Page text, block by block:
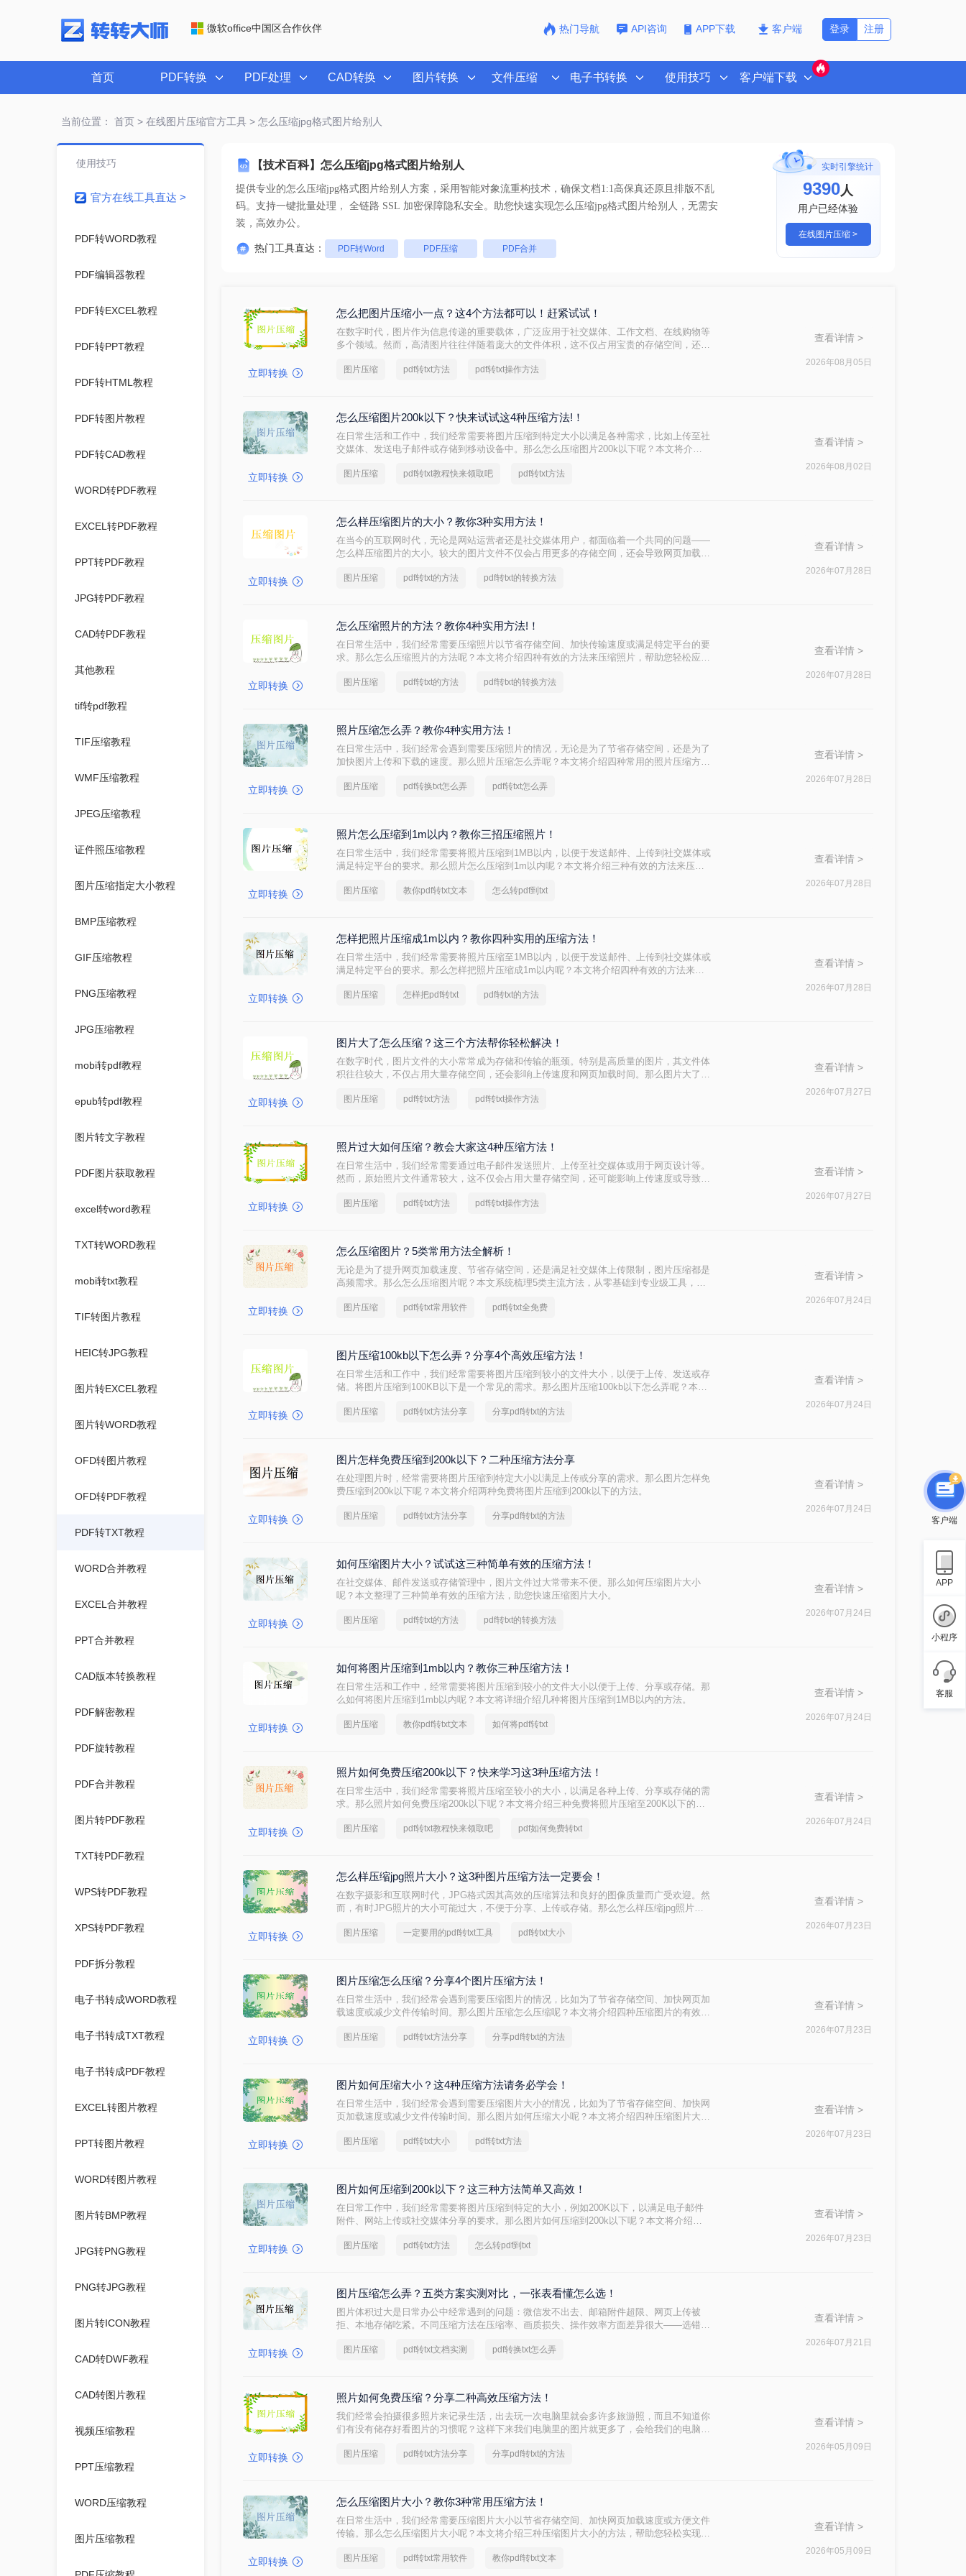
微软office中国区合作伙伴 热门导航 API咨询 APP下载 客户端 注册
登录
首页 PDF转换 PDF处理 CAD转换 图片转换 文件压缩 电子书转换 使用技巧 客户端下载
当前位置： 首页> 在线图片压缩官方工具> 怎么压缩jpg格式图片给别人
【技术百科】怎么压缩jpg格式图片给别人
提供专业的怎么压缩jpg格式图片给别人方案，采用智能对象流重构技术，确保文档1:1高保真还原且排版不乱
码。支持一键批量处理， 全链路 SSL 加密保障隐私安全。助您快速实现怎么压缩jpg格式图片给别人 ，无需安
装，高效办公。
热门工具直达： PDF转Word PDF压缩 PDF合并
实时引擎统计
9390人
用户已经体验
在线图片压缩 >
使用技巧
官方在线工具直达 >
PDF转WORD教程
PDF编辑器教程
PDF转EXCEL教程
PDF转PPT教程
PDF转HTML教程
PDF转图片教程
PDF转CAD教程
WORD转PDF教程
EXCEL转PDF教程
PPT转PDF教程
JPG转PDF教程
CAD转PDF教程
其他教程
tif转pdf教程
TIF压缩教程
WMF压缩教程
JPEG压缩教程
证件照压缩教程
图片压缩指定大小教程
BMP压缩教程
GIF压缩教程
PNG压缩教程
JPG压缩教程
mobi转pdf教程
epub转pdf教程
图片转文字教程
PDF图片获取教程
excel转word教程
TXT转WORD教程
mobi转txt教程
TIF转图片教程
HEIC转JPG教程
图片转EXCEL教程
图片转WORD教程
OFD转图片教程
OFD转PDF教程
PDF转TXT教程
WORD合并教程
EXCEL合并教程
PPT合并教程
CAD版本转换教程
PDF解密教程
PDF旋转教程
PDF合并教程
图片转PDF教程
TXT转PDF教程
WPS转PDF教程
XPS转PDF教程
PDF拆分教程
电子书转成WORD教程
电子书转成TXT教程
电子书转成PDF教程
EXCEL转图片教程
PPT转图片教程
WORD转图片教程
图片转BMP教程
JPG转PNG教程
PNG转JPG教程
图片转ICON教程
CAD转DWF教程
CAD转图片教程
视频压缩教程
PPT压缩教程
WORD压缩教程
图片压缩教程
立即转换
怎么把图片压缩小一点？这4个方法都可以！赶紧试试！
在数字时代，图片作为信息传递的重要载体，广泛应用于社交媒体、工作文档、在线购物等
多个领域。然而，高清图片往往伴随着庞大的文件体积，这不仅占用宝贵的存储空间，还会
件，压缩图片已成为一项必备技能。那么怎么把图片压缩小一点呢？本文从压缩效果、操作
图片压缩 pdf转txt方法 pdf转txt操作方法
查看详情 >
2026年08月05日
立即转换
怎么压缩图片200k以下？快来试试这4种压缩方法!！
在日常生活和工作中，我们经常需要将图片压缩到特定大小以满足各种需求，比如上传至社
交媒体、发送电子邮件或存储到移动设备中。那么怎么压缩图片200k以下呢？本文将介绍
图片压缩 pdf转txt教程快来领取吧 pdf转txt方法
查看详情 >
2026年08月02日
立即转换
怎么样压缩图片的大小？教你3种实用方法！
在当今的互联网时代，无论是网站运营者还是社交媒体用户，都面临着一个共同的问题——
怎么样压缩图片的大小。较大的图片文件不仅会占用更多的存储空间，还会导致网页加载时
图片压缩 pdf转txt的方法 pdf转txt的转换方法
查看详情 >
2026年07月28日
立即转换
怎么压缩照片的方法？教你4种实用方法!！
在日常生活中，我们经常需要压缩照片以节省存储空间、加快传输速度或满足特定平台的要
求。那么怎么压缩照片的方法呢？本文将介绍四种有效的方法来压缩照片，帮助您轻松应对
图片压缩 pdf转txt的方法 pdf转txt的转换方法
查看详情 >
2026年07月28日
立即转换
照片压缩怎么弄？教你4种实用方法！
在日常生活中，我们经常会遇到需要压缩照片的情况，无论是为了节省存储空间，还是为了
加快图片上传和下载的速度。那么照片压缩怎么弄呢？本文将介绍四种常用的照片压缩方
图片压缩 pdf转换txt怎么弄 pdf转txt怎么弄
查看详情 >
2026年07月28日
立即转换
照片怎么压缩到1m以内？教你三招压缩照片！
在日常生活中，我们经常需要将照片压缩到1MB以内，以便于发送邮件、上传到社交媒体或
满足特定平台的要求。那么照片怎么压缩到1m以内呢？本文将介绍三种有效的方法来压缩
图片压缩 教你pdf转txt文本 怎么转pdf到txt
查看详情 >
2026年07月28日
立即转换
怎样把照片压缩成1m以内？教你四种实用的压缩方法！
在日常生活中，我们经常需要将照片压缩至1MB以内，以便于发送邮件、上传到社交媒体或
满足特定平台的要求。那么怎样把照片压缩成1m以内呢？本文将介绍四种有效的方法来压
图片压缩 怎样把pdf转txt pdf转txt的方法
查看详情 >
2026年07月28日
立即转换
图片大了怎么压缩？这三个方法帮你轻松解决！
在数字时代，图片文件的大小常常成为存储和传输的瓶颈。特别是高质量的图片，其文件体
积往往较大，不仅占用大量存储空间，还会影响上传速度和网页加载时间。那么图片大了怎
图片压缩 pdf转txt方法 pdf转txt操作方法
查看详情 >
2026年07月27日
立即转换
照片过大如何压缩？教会大家这4种压缩方法！
在日常生活中，我们经常需要通过电子邮件发送照片、上传至社交媒体或用于网页设计等。
然而，原始照片文件通常较大，这不仅会占用大量存储空间，还可能影响上传速度或导致邮
法，帮助您轻松解决这一问题。
图片压缩 pdf转txt方法 pdf转txt操作方法
查看详情 >
2026年07月27日
立即转换
怎么压缩图片？5类常用方法全解析！
无论是为了提升网页加载速度、节省存储空间，还是满足社交媒体上传限制，图片压缩都是
高频需求。那么怎么压缩图片呢？本文系统梳理5类主流方法，从零基础到专业级工具，助
图片压缩 pdf转txt常用软件 pdf转txt全免费
查看详情 >
2026年07月24日
立即转换
图片压缩100kb以下怎么弄？分享4个高效压缩方法！
在日常生活和工作中，我们经常需要将图片压缩到较小的文件大小，以便于上传、发送或存
储。将图片压缩到100KB以下是一个常见的需求。那么图片压缩100kb以下怎么弄呢？本文
图片压缩 pdf转txt方法分享 分享pdf转txt的方法
查看详情 >
2026年07月24日
立即转换
图片怎样免费压缩到200k以下？二种压缩方法分享
在处理图片时，经常需要将图片压缩到特定大小以满足上传或分享的需求。那么图片怎样免
费压缩到200k以下呢？本文将介绍两种免费将图片压缩到200k以下的方法。
图片压缩 pdf转txt方法分享 分享pdf转txt的方法
查看详情 >
2026年07月24日
立即转换
如何压缩图片大小？试试这三种简单有效的压缩方法！
在社交媒体、邮件发送或存储管理中，图片文件过大常带来不便。那么如何压缩图片大小
呢？本文整理了三种简单有效的压缩方法，助您快速压缩图片大小。
图片压缩 pdf转txt的方法 pdf转txt的转换方法
查看详情 >
2026年07月24日
立即转换
如何将图片压缩到1mb以内？教你三种压缩方法！
在日常生活和工作中，经常需要将图片压缩到较小的文件大小以便于上传、分享或存储。那
么如何将图片压缩到1mb以内呢？本文将详细介绍几种将图片压缩到1MB以内的方法。
图片压缩 教你pdf转txt文本 如何将pdf转txt
查看详情 >
2026年07月24日
立即转换
照片如何免费压缩200k以下？快来学习这3种压缩方法！
在日常生活中，我们经常需要将照片压缩至较小的大小，以满足各种上传、分享或存储的需
求。那么照片如何免费压缩200k以下呢？本文将介绍三种免费将照片压缩至200K以下的方
图片压缩 pdf转txt教程快来领取吧 pdf如何免费转txt
查看详情 >
2026年07月24日
立即转换
怎么样压缩jpg照片大小？这3种图片压缩方法一定要会！
在数字摄影和互联网时代，JPG格式因其高效的压缩算法和良好的图像质量而广受欢迎。然
而，有时JPG照片的大小可能过大，不便于分享、上传或存储。那么怎么样压缩jpg照片大
缩方式。
图片压缩 一定要用的pdf转txt工具 pdf转txt大小
查看详情 >
2026年07月23日
立即转换
图片压缩怎么压缩？分享4个图片压缩方法！
在日常生活中，我们经常会遇到需要压缩图片的情况，比如为了节省存储空间、加快网页加
载速度或减少文件传输时间。那么图片压缩怎么压缩呢？本文将介绍四种压缩图片的有效方
图片压缩 pdf转txt方法分享 分享pdf转txt的方法
查看详情 >
2026年07月23日
立即转换
图片如何压缩大小？这4种压缩方法请务必学会！
在日常生活中，我们经常会遇到需要压缩图片大小的情况，比如为了节省存储空间、加快网
页加载速度或减少文件传输时间。那么图片如何压缩大小呢？本文将介绍四种压缩图片大小
图片压缩 pdf转txt大小 pdf转txt方法
查看详情 >
2026年07月23日
立即转换
图片如何压缩到200k以下？这三种方法简单又高效！
在日常工作中，我们经常需要将图片压缩到特定的大小，例如200K以下，以满足电子邮件
附件、网站上传或社交媒体分享的要求。那么图片如何压缩到200k以下呢？本文将介绍三
量。
图片压缩 pdf转txt方法 怎么转pdf到txt
查看详情 >
2026年07月23日
立即转换
图片压缩怎么弄？五类方案实测对比，一张表看懂怎么选！
图片体积过大是日常办公中经常遇到的问题：微信发不出去、邮箱附件超限、网页上传被
拒、本地存储吃紧。不同压缩方法在压缩率、画质损失、操作效率方面差异很大——选错方
图片压缩 pdf转txt文档实测 pdf转换txt怎么弄
查看详情 >
2026年07月21日
立即转换
照片如何免费压缩？分享二种高效压缩方法！
我们经常会拍摄很多照片来记录生活，出去玩一次电脑里就会多许多旅游照，而且不知道你
们有没有储存好看图片的习惯呢？这样下来我们电脑里的图片就更多了，会给我们的电脑存
让它运行更加顺畅。那么你们知道照片如何免费压缩吗？相信这篇文章可以给你一点参考。
图片压缩 pdf转txt方法分享 分享pdf转txt的方法
查看详情 >
2026年05月09日
立即转换
怎么压缩图片大小？教你3种常用压缩方法！
在日常生活中，我们经常需要压缩图片大小以节省存储空间、加快网页加载速度或方便文件
传输。那么怎么压缩图片大小呢？本文将介绍三种压缩图片大小的方法，帮助您轻松实现图
图片压缩 pdf转txt常用软件 教你pdf转txt文本
查看详情 >
2026年05月09日
客户端
APP
小程序
客服